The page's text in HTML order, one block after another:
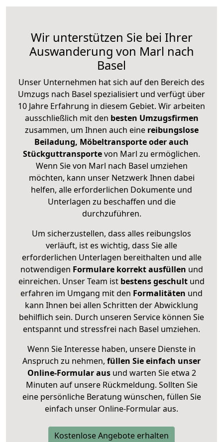
Wir unterstützen Sie bei Ihrer
Auswanderung von Marl nach
Basel
Unser Unternehmen hat sich auf den Bereich des
Umzugs nach Basel spezialisiert und verfügt über
10 Jahre Erfahrung in diesem Gebiet. Wir arbeiten
ausschließlich mit den besten Umzugsfirmen
zusammen, um Ihnen auch eine reibungslose
Beiladung, Möbeltransporte oder auch
Stückguttransportevon Marl zu ermöglichen.
Wenn Sie von Marl nach Basel umziehen
möchten, kann unser Netzwerk Ihnen dabei
helfen, alle erforderlichen Dokumente und
Unterlagen zu beschaffen und die
durchzuführen.
Um sicherzustellen, dass alles reibungslos
verläuft, ist es wichtig, dass Sie alle
erforderlichen Unterlagen bereithalten und alle
notwendigen Formulare korrekt ausfüllen und
einreichen. Unser Team ist bestens geschult und
erfahren im Umgang mit den Formalitäten und
kann Ihnen bei allen Schritten der Abwicklung
behilflich sein. Durch unseren Service können Sie
entspannt und stressfrei nach Basel umziehen.
Wenn Sie Interesse haben, unsere Dienste in
Anspruch zu nehmen, füllen Sie einfach unser
Online-Formular ausund warten Sie etwa 2
Minuten auf unsere Rückmeldung. Sollten Sie
eine persönliche Beratung wünschen, füllen Sie
einfach unser Online-Formular aus.
Kostenlose Angebote erhalten